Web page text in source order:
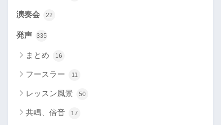
演奏会 22
発声 335
まとめ 16
フースラー 11
レッスン風景 50
共鳴、倍音 17